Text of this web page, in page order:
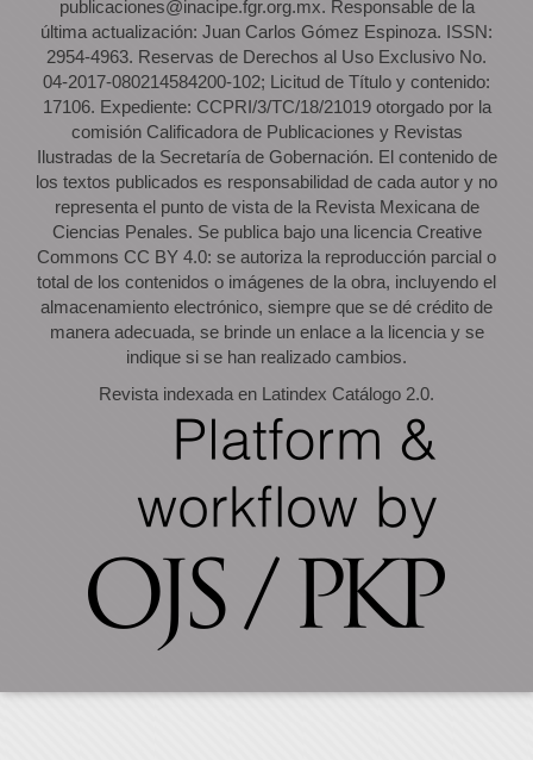
publicaciones@inacipe.fgr.org.mx. Responsable de la
última actualización: Juan Carlos Gómez Espinoza. ISSN:
2954-4963. Reservas de Derechos al Uso Exclusivo No.
04-2017-080214584200-102; Licitud de Título y contenido:
17106. Expediente: CCPRI/3/TC/18/21019 otorgado por la
comisión Calificadora de Publicaciones y Revistas
Ilustradas de la Secretaría de Gobernación. El contenido de
los textos publicados es responsabilidad de cada autor y no
representa el punto de vista de la Revista Mexicana de
Ciencias Penales. Se publica bajo una licencia Creative
Commons CC BY 4.0: se autoriza la reproducción parcial o
total de los contenidos o imágenes de la obra, incluyendo el
almacenamiento electrónico, siempre que se dé crédito de
manera adecuada, se brinde un enlace a la licencia y se
indique si se han realizado cambios.
Revista indexada en Latindex Catálogo 2.0.